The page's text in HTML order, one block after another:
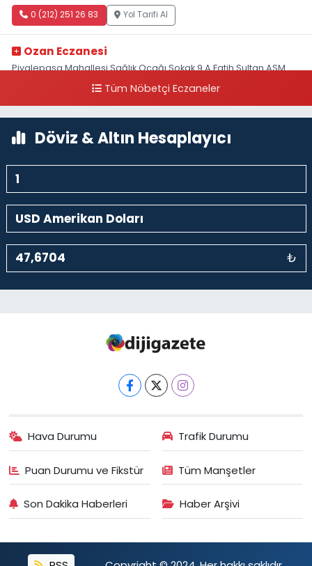
0 (212) 251 26 83 Yol Tarifi Al
Ozan Eczanesi
Piyalepaşa Mahallesi Sağlık Ocağı Sokak 9 A Fatih Sultan ASM
Tüm Nöbetçi Eczaneler
Döviz & Altın Hesaplayıcı
₺
Hava Durumu Trafik Durumu
Puan Durumu ve Fikstür Tüm Manşetler
Son Dakika Haberleri Haber Arşivi